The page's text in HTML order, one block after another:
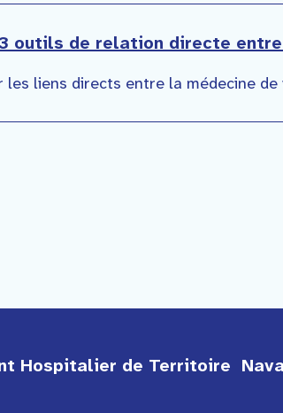
outils de relation directe
les liens directs entre la médecine de
Hospitalier de Territoire